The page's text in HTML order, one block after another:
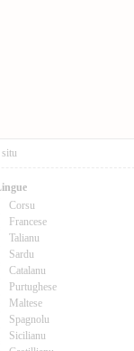
situ
Corsu
Francese
Talianu
Sardu
Catalanu
Purtughese
Maltese
Spagnolu
Sicilianu